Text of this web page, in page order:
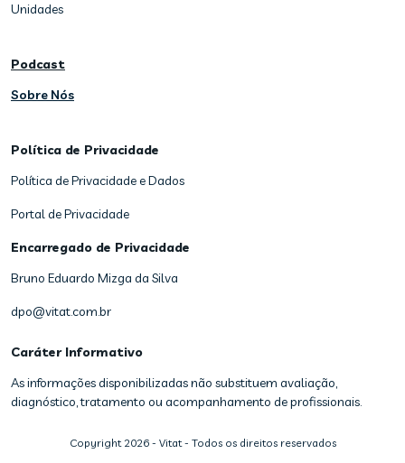
Unidades
Podcast
Sobre Nós
Política de Privacidade
Política de Privacidade e Dados
Portal de Privacidade
Encarregado de Privacidade
Bruno Eduardo Mizga da Silva
dpo@vitat.com.br
Caráter Informativo
As informações disponibilizadas não substituem avaliação,
diagnóstico, tratamento ou acompanhamento de profissionais.
Copyright 2026- Vitat - Todos os direitos reservados